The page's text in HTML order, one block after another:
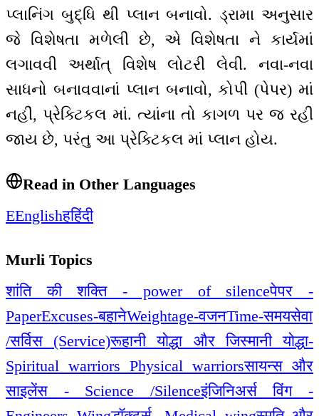
પ્લાનિંગ બુદ્ધિ થી પ્લાન બનાવો. ડ્રામા અનુસાર
જે વિશેષતા મળેલી છે, એ વિશેષતા ને કાર્યમાં
લગાવવી અર્થાત્ વિશેષ લોટરી લેવી. નવા-નવા
સાધનો બનાવવાનાં પ્લાન બનાવો, કોપી (પેપર) માં
નહીં, પ્રેક્ટિકલ માં. ત્યાંના તો કાગળ પર જ રહી
જાય છે, પરંતુ આ પ્રેક્ટિકલ માં પ્લાન હોય.
Read in Other Languages
EEnglishहहिंदी
Murli Topics
शांति की शक्ति - power of silenceपेपर -
PaperExcuses-बहानेWeightage-वजनTime-समयसेवा
/सर्विस (Service)रूहानी योद्धा और जिस्मानी योद्धा-
Spiritual warriors Physical warriorsसायन्स और
साइलेंस - Science /Silenceइंजिनिअर्स विंग -